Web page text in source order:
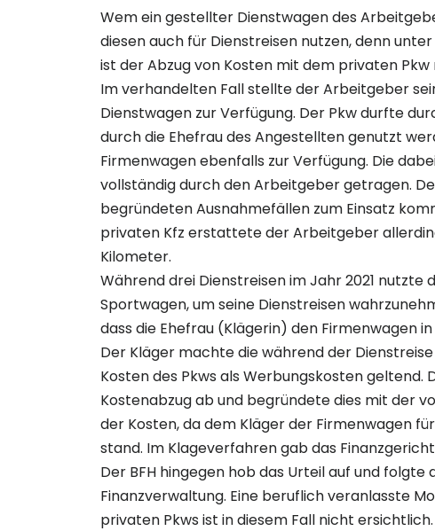
Wem ein gestellter Dienstwagen des
diesen auch für Dienstreisen nutzen, denn
ist der Abzug von Kosten mit dem privaten
Im verhandelten Fall stellte der Arbeitgeber
Dienstwagen zur Verfügung. Der Pkw durfte
durch die Ehefrau des Angestellten genutzt
Firmenwagen ebenfalls zur Verfügung. Die
vollständig durch den Arbeitgeber getragen.
begründeten Ausnahmefällen zum Einsatz
privaten Kfz erstattete der Arbeitgeber
Kilometer.
Während drei Dienstreisen im Jahr 2021 nutzte
Sportwagen, um seine Dienstreisen
dass die Ehefrau (Klägerin) den Firmenwagen
Der Kläger machte die während der
Kosten des Pkws als Werbungskosten geltend.
Kostenabzug ab und begründete dies mit der
der Kosten, da dem Kläger der Firmenwagen
stand. Im Klageverfahren gab das
Der BFH hingegen hob das Urteil auf und folgte
Finanzverwaltung. Eine beruflich veranlasste
privaten Pkws ist in diesem Fall nicht